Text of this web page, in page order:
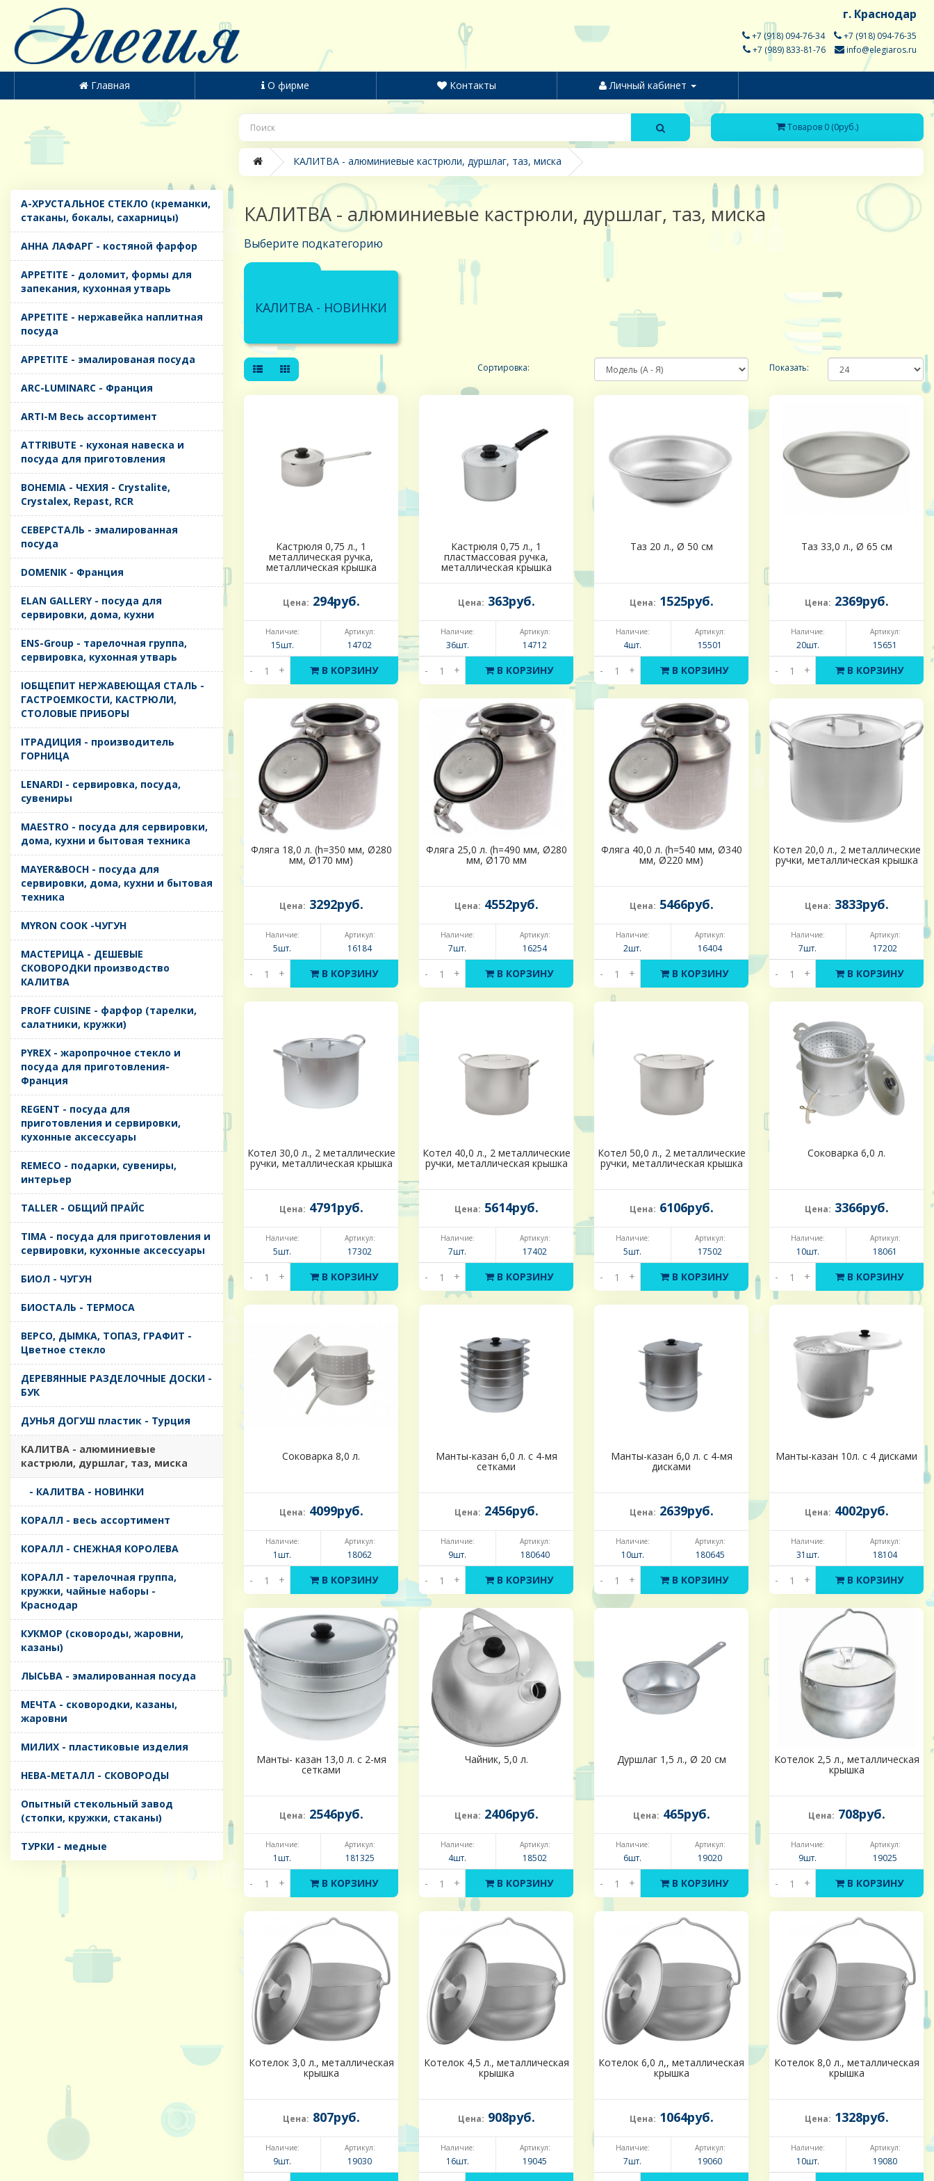
г. Краснодар
+7 (918) 094-76-34
+7 (918) 094-76-35
+7 (989) 833-81-76
info@elegiaros.ru
Главная О фирме Контакты Личный кабинет
Товаров 0 (0руб.)
КАЛИТВА - алюминиевые кастрюли, дуршлаг, таз, миска
A-ХРУСТАЛЬНОЕ СТЕКЛО (креманки,
стаканы, бокалы, сахарницы)
AHHA ЛАФАРГ - костяной фарфор
APPETITE - доломит, формы для
запекания, кухонная утварь
APPETITE - нержавейка наплитная
посуда
APPETITE - эмалированая посуда
ARC-LUMINARC - Франция
ARTI-M Весь ассортимент
ATTRIBUTE - кухоная навеска и
посуда для приготовления
BOHEMIA - ЧЕХИЯ - Crystalite,
Crystalex, Repast, RCR
CЕВЕРСТАЛЬ - эмалированная
посуда
DOMENIK - Франция
ELAN GALLERY - посуда для
сервировки, дома, кухни
ENS-Group - тарелочная группа,
сервировка, кухонная утварь
IОБЩЕПИТ НЕРЖАВЕЮЩАЯ СТАЛЬ -
ГАСТРОЕМКОСТИ, КАСТРЮЛИ,
СТОЛОВЫЕ ПРИБОРЫ
IТРАДИЦИЯ - производитель
ГОРНИЦА
LENARDI - сервировка, посуда,
сувениры
MAESTRO - посуда для сервировки,
дома, кухни и бытовая техника
MAYER&BOCH - посуда для
сервировки, дома, кухни и бытовая
техника
MYRON COOK -ЧУГУН
MАСТЕРИЦА - ДЕШЕВЫЕ
СКОВОРОДКИ производство
КАЛИТВА
PROFF CUISINE - фарфор (тарелки,
салатники, кружки)
PYREX - жаропрочное стекло и
посуда для приготовления-
Франция
REGENT - посуда для
приготовления и сервировки,
кухонные аксессуары
REMECO - подарки, сувениры,
интерьер
TALLER - ОБЩИЙ ПРАЙС
TIMA - посуда для приготовления и
сервировки, кухонные аксессуары
БИОЛ - ЧУГУН
БИОСТАЛЬ - ТЕРМОСА
ВЕРСО, ДЫМКА, ТОПАЗ, ГРАФИТ -
Цветное стекло
ДЕРЕВЯННЫЕ РАЗДЕЛОЧНЫЕ ДОСКИ -
БУК
ДУНЬЯ ДОГУШ пластик - Турция
КАЛИТВА - алюминиевые
кастрюли, дуршлаг, таз, миска
- КАЛИТВА - НОВИНКИ
КОРАЛЛ - весь ассортимент
КОРАЛЛ - СНЕЖНАЯ КОРОЛЕВА
КОРАЛЛ - тарелочная группа,
кружки, чайные наборы -
Краснодар
КУКМОР (сковороды, жаровни,
казаны)
ЛЫСЬВА - эмалированная посуда
МЕЧТА - сковородки, казаны,
жаровни
МИЛИХ - пластиковые изделия
НЕВА-МЕТАЛЛ - СКОВОРОДЫ
Опытный стекольный завод
(стопки, кружки, стаканы)
ТУРКИ - медные
КАЛИТВА - алюминиевые кастрюли, дуршлаг, таз, миска
Выберите подкатегорию
КАЛИТВА - НОВИНКИ
Сортировка: Показать:
Кастрюля 0,75 л., 1
металлическая ручка,
металлическая крышка
Цена: 294руб.
Наличие:
15шт.
Артикул:
14702
- + В КОРЗИНУ
Кастрюля 0,75 л., 1
пластмассовая ручка,
металлическая крышка
Цена: 363руб.
Наличие:
36шт.
Артикул:
14712
- + В КОРЗИНУ
Таз 20 л., Ø 50 см
Цена: 1525руб.
Наличие:
4шт.
Артикул:
15501
- + В КОРЗИНУ
Таз 33,0 л., Ø 65 см
Цена: 2369руб.
Наличие:
20шт.
Артикул:
15651
- + В КОРЗИНУ
Фляга 18,0 л. (h=350 мм, Ø280
мм, Ø170 мм)
Цена: 3292руб.
Наличие:
5шт.
Артикул:
16184
- + В КОРЗИНУ
Фляга 25,0 л. (h=490 мм, Ø280
мм, Ø170 мм
Цена: 4552руб.
Наличие:
7шт.
Артикул:
16254
- + В КОРЗИНУ
Фляга 40,0 л. (h=540 мм, Ø340
мм, Ø220 мм)
Цена: 5466руб.
Наличие:
2шт.
Артикул:
16404
- + В КОРЗИНУ
Котел 20,0 л., 2 металлические
ручки, металлическая крышка
Цена: 3833руб.
Наличие:
7шт.
Артикул:
17202
- + В КОРЗИНУ
Котел 30,0 л., 2 металлические
ручки, металлическая крышка
Цена: 4791руб.
Наличие:
5шт.
Артикул:
17302
- + В КОРЗИНУ
Котел 40,0 л., 2 металлические
ручки, металлическая крышка
Цена: 5614руб.
Наличие:
7шт.
Артикул:
17402
- + В КОРЗИНУ
Котел 50,0 л., 2 металлические
ручки, металлическая крышка
Цена: 6106руб.
Наличие:
5шт.
Артикул:
17502
- + В КОРЗИНУ
Соковарка 6,0 л.
Цена: 3366руб.
Наличие:
10шт.
Артикул:
18061
- + В КОРЗИНУ
Соковарка 8,0 л.
Цена: 4099руб.
Наличие:
1шт.
Артикул:
18062
- + В КОРЗИНУ
Манты-казан 6,0 л. с 4-мя
сетками
Цена: 2456руб.
Наличие:
9шт.
Артикул:
180640
- + В КОРЗИНУ
Манты-казан 6,0 л. с 4-мя
дисками
Цена: 2639руб.
Наличие:
10шт.
Артикул:
180645
- + В КОРЗИНУ
Манты-казан 10л. с 4 дисками
Цена: 4002руб.
Наличие:
31шт.
Артикул:
18104
- + В КОРЗИНУ
Манты- казан 13,0 л. с 2-мя
сетками
Цена: 2546руб.
Наличие:
1шт.
Артикул:
181325
- + В КОРЗИНУ
Чайник, 5,0 л.
Цена: 2406руб.
Наличие:
4шт.
Артикул:
18502
- + В КОРЗИНУ
Дуршлаг 1,5 л., Ø 20 см
Цена: 465руб.
Наличие:
6шт.
Артикул:
19020
- + В КОРЗИНУ
Котелок 2,5 л., металлическая
крышка
Цена: 708руб.
Наличие:
9шт.
Артикул:
19025
- + В КОРЗИНУ
Котелок 3,0 л., металлическая
крышка
Цена: 807руб.
Наличие:
9шт.
Артикул:
19030
Котелок 4,5 л., металлическая
крышка
Цена: 908руб.
Наличие:
16шт.
Артикул:
19045
Котелок 6,0 л,, металлическая
крышка
Цена: 1064руб.
Наличие:
7шт.
Артикул:
19060
Котелок 8,0 л., металлическая
крышка
Цена: 1328руб.
Наличие:
10шт.
Артикул:
19080